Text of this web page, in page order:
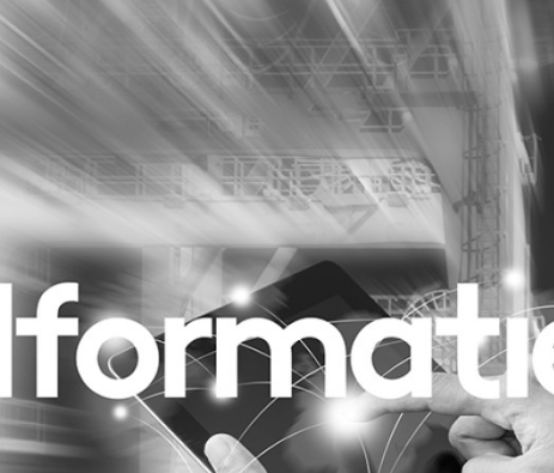
Purpose Marketing
Reputatie & crisis